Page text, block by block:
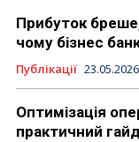
Прибуток
чому бізнес
Публікації 23.05.2026
Оптимізація
практичний